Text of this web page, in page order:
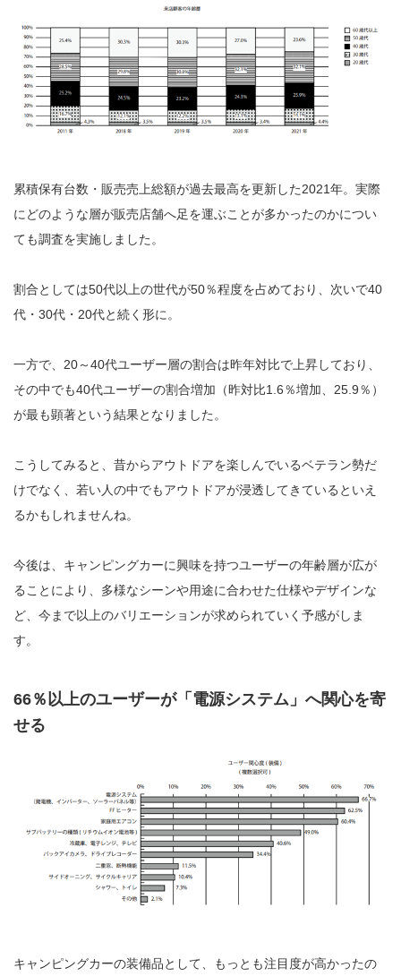
累積保有台数・販売売上総額が過去最高を更新した2021年。実際
にどのような層が販売店舗へ足を運ぶことが多かったのかについ
ても調査を実施しました。
割合としては50代以上の世代が50％程度を占めており、次いで40
代・30代・20代と続く形に。
一方で、20～40代ユーザー層の割合は昨年対比で上昇しており、
その中でも40代ユーザーの割合増加（昨対比1.6％増加、25.9％）
が最も顕著という結果となりました。
こうしてみると、昔からアウトドアを楽しんでいるベテラン勢だ
けでなく、若い人の中でもアウトドアが浸透してきているといえ
るかもしれませんね。
今後は、キャンピングカーに興味を持つユーザーの年齢層が広が
ることにより、多様なシーンや用途に合わせた仕様やデザインな
ど、今まで以上のバリエーションが求められていく予感がしま
す。
66％以上のユーザーが「電源システム」へ関心を寄
せる
キャンピングカーの装備品として、もっとも注目度が高かったの